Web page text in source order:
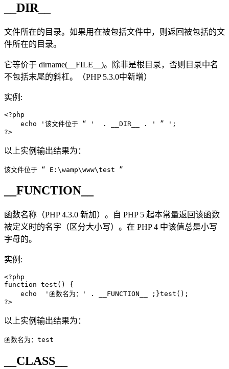
__DIR__
文件所在的目录。如果用在被包括文件中，则返回被包括的文
件所在的目录。
它等价于 dirname(__FILE__)。除非是根目录，否则目录中名
不包括末尾的斜杠。（PHP 5.3.0中新增）
实例:
<?php
echo '该文件位于 “ '  . __DIR__ . ' ” ';
?>
以上实例输出结果为：
该文件位于 “ E:\wamp\www\test ”
__FUNCTION__
函数名称（PHP 4.3.0 新加）。自 PHP 5 起本常量返回该函数
被定义时的名字（区分大小写）。在 PHP 4 中该值总是小写
字母的。
实例:
<?php
function test() {
echo  '函数名为：' . __FUNCTION__ ;}test();
?>
以上实例输出结果为：
函数名为：test
__CLASS__